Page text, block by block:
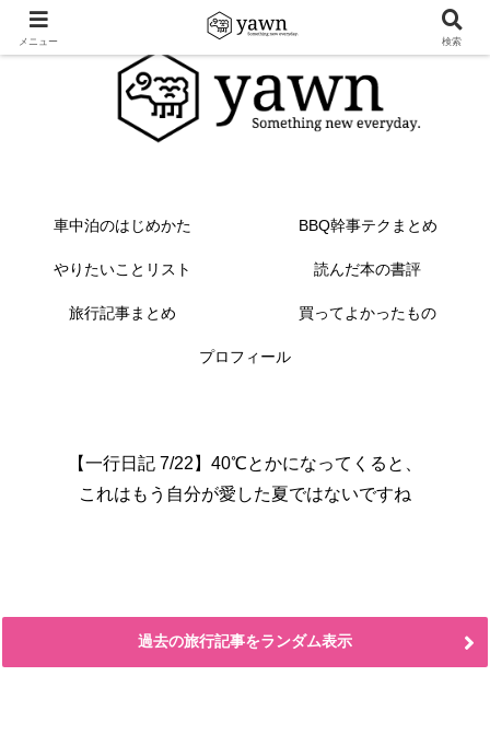
車中泊のはじめかた BBQ幹事テクまとめ
やりたいことリスト 読んだ本の書評
旅行記事まとめ 買ってよかったもの
プロフィール
【一行日記 7/22】40℃とかになってくると、
これはもう自分が愛した夏ではないですね
過去の旅行記事をランダム表示
メニュー 検索